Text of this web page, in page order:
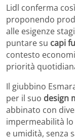
Lidl conferma
proponendo
alle esigenze
puntare su capi
contesto
priorità
Il giubbino
per il suo design
abbinato con
impermeabilità
e umidità, senza